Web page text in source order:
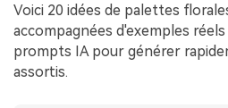
Voici 20 idées de palettes
accompagnées d'exemples
prompts IA pour générer
assortis.